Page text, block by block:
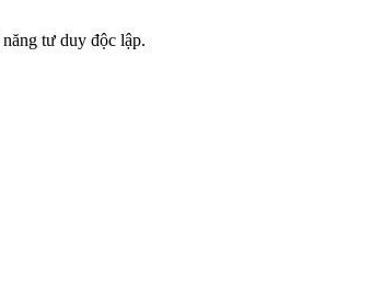
tư duy độc lập.